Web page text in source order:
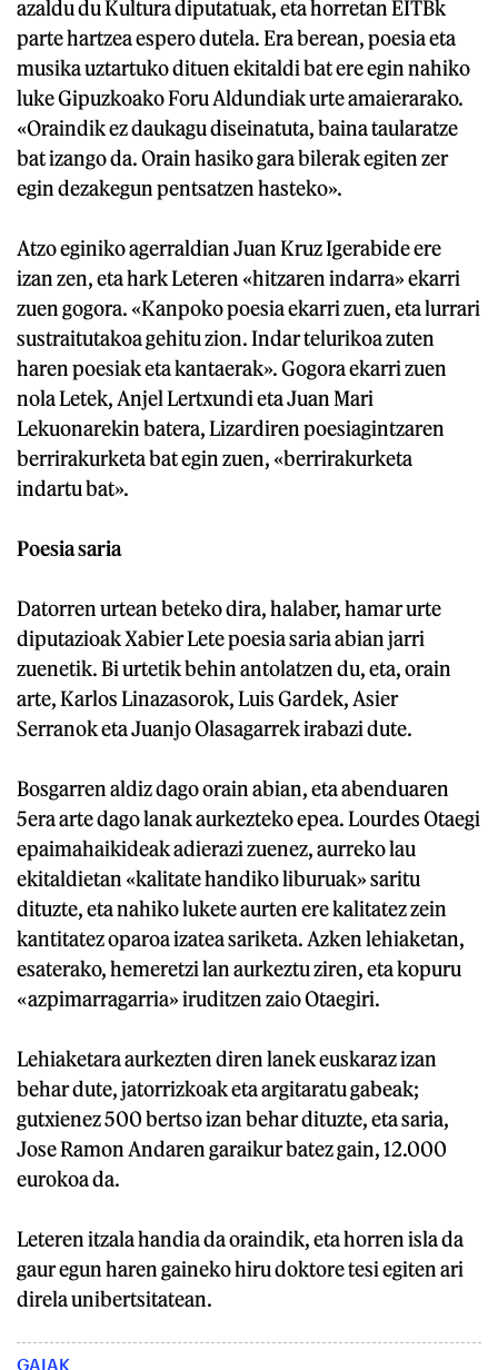
azaldu du Kultura diputatuak, eta horretan EITBk
parte hartzea espero dutela. Era berean, poesia eta
musika uztartuko dituen ekitaldi bat ere egin nahiko
luke Gipuzkoako Foru Aldundiak urte amaierarako.
«Oraindik ez daukagu diseinatuta, baina taularatze
bat izango da. Orain hasiko gara bilerak egiten zer
egin dezakegun pentsatzen hasteko».
Atzo eginiko agerraldian Juan Kruz Igerabide ere
izan zen, eta hark Leteren «hitzaren indarra» ekarri
zuen gogora. «Kanpoko poesia ekarri zuen, eta lurrari
sustraitutakoa gehitu zion. Indar telurikoa zuten
haren poesiak eta kantaerak». Gogora ekarri zuen
nola Letek, Anjel Lertxundi eta Juan Mari
Lekuonarekin batera, Lizardiren poesiagintzaren
berrirakurketa bat egin zuen, «berrirakurketa
indartu bat».
Poesia saria
Datorren urtean beteko dira, halaber, hamar urte
diputazioak Xabier Lete poesia saria abian jarri
zuenetik. Bi urtetik behin antolatzen du, eta, orain
arte, Karlos Linazasorok, Luis Gardek, Asier
Serranok eta Juanjo Olasagarrek irabazi dute.
Bosgarren aldiz dago orain abian, eta abenduaren
5era arte dago lanak aurkezteko epea. Lourdes Otaegi
epaimahaikideak adierazi zuenez, aurreko lau
ekitaldietan «kalitate handiko liburuak» saritu
dituzte, eta nahiko lukete aurten ere kalitatez zein
kantitatez oparoa izatea sariketa. Azken lehiaketan,
esaterako, hemeretzi lan aurkeztu ziren, eta kopuru
«azpimarragarria» iruditzen zaio Otaegiri.
Lehiaketara aurkezten diren lanek euskaraz izan
behar dute, jatorrizkoak eta argitaratu gabeak;
gutxienez 500 bertso izan behar dituzte, eta saria,
Jose Ramon Andaren garaikur batez gain, 12.000
eurokoa da.
Leteren itzala handia da oraindik, eta horren isla da
gaur egun haren gaineko hiru doktore tesi egiten ari
direla unibertsitatean.
GAIAK